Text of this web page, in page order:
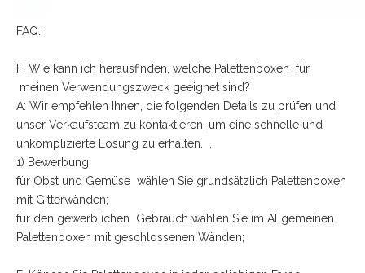
FAQ:
F: Wie kann ich herausfinden, welche Palettenboxen für
meinen Verwendungszweck geeignet sind?
A: Wir empfehlen Ihnen, die folgenden Details zu prüfen und
unser Verkaufsteam zu kontaktieren, um eine schnelle und
unkomplizierte Lösung zu erhalten. ,
1) Bewerbung
für Obst und Gemüse wählen Sie grundsätzlich Palettenboxen
mit Gitterwänden;
für den gewerblichen Gebrauch wählen Sie im Allgemeinen
Palettenboxen mit geschlossenen Wänden;